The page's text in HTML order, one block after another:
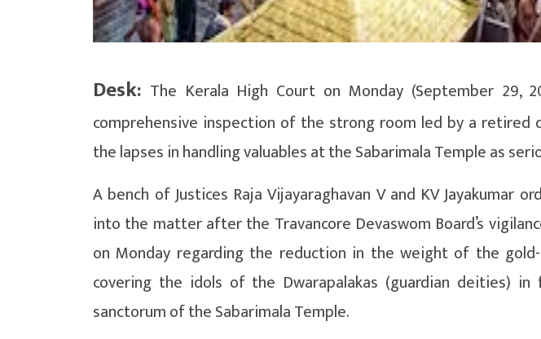
Desk: The Kerala High Court on Monday (September 29,
comprehensive inspection of the strong room led by a
the lapses in handling valuables at the Sabarimala Temple as
A bench of Justices Raja Vijayaraghavan V and KV Jayakumar
into the matter after the Travancore Devaswom Board’s
on Monday regarding the reduction in the weight of the
covering the idols of the Dwarapalakas (guardian deities)
sanctorum of the Sabarimala Temple.